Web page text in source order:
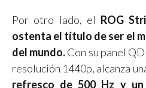
Por otro lado, el ROG
ostenta el título de ser el
del mundo.Con su panel
resolución 1440p, alcanza
refresco de 500 Hz y